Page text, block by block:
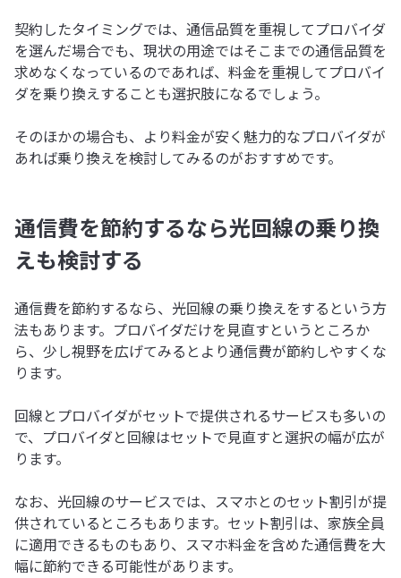
契約したタイミングでは、通信品質を重視してプロバイダ
を選んだ場合でも、現状の用途ではそこまでの通信品質を
求めなくなっているのであれば、料金を重視してプロバイ
ダを乗り換えすることも選択肢になるでしょう。
そのほかの場合も、より料金が安く魅力的なプロバイダが
あれば乗り換えを検討してみるのがおすすめです。
通信費を節約するなら光回線の乗り換
えも検討する
通信費を節約するなら、光回線の乗り換えをするという方
法もあります。プロバイダだけを見直すというところか
ら、少し視野を広げてみるとより通信費が節約しやすくな
ります。
回線とプロバイダがセットで提供されるサービスも多いの
で、プロバイダと回線はセットで見直すと選択の幅が広が
ります。
なお、光回線のサービスでは、スマホとのセット割引が提
供されているところもあります。セット割引は、家族全員
に適用できるものもあり、スマホ料金を含めた通信費を大
幅に節約できる可能性があります。